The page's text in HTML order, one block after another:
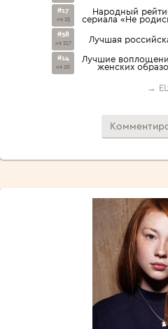
#17
из 25
Народный
сериала «Не
#38
из 217 Лучшая
#14
из 20
Лучшие
женских
→